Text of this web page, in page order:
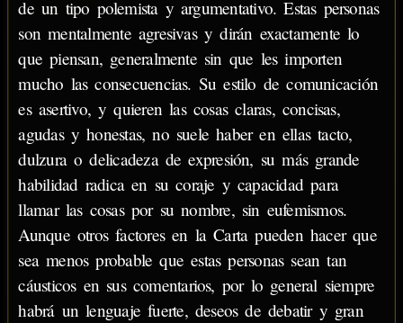
de un tipo polemista y argumentativo. Estas personas
son mentalmente agresivas y dirán exactamente lo
que piensan, generalmente sin que les importen
mucho las consecuencias. Su estilo de comunicación
es asertivo, y quieren las cosas claras, concisas,
agudas y honestas, no suele haber en ellas tacto,
dulzura o delicadeza de expresión, su más grande
habilidad radica en su coraje y capacidad para
llamar las cosas por su nombre, sin eufemismos.
Aunque otros factores en la Carta pueden hacer que
sea menos probable que estas personas sean tan
cáusticos en sus comentarios, por lo general siempre
habrá un lenguaje fuerte, deseos de debatir y gran